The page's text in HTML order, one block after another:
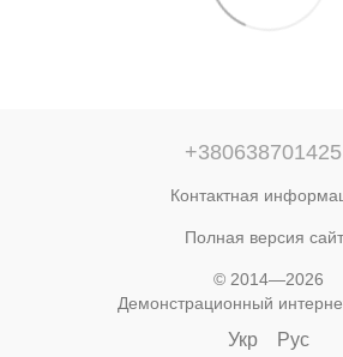
+380638701425
Контактная
Полная версия
© 2014—2026
Демонстрационный
Укр Рус